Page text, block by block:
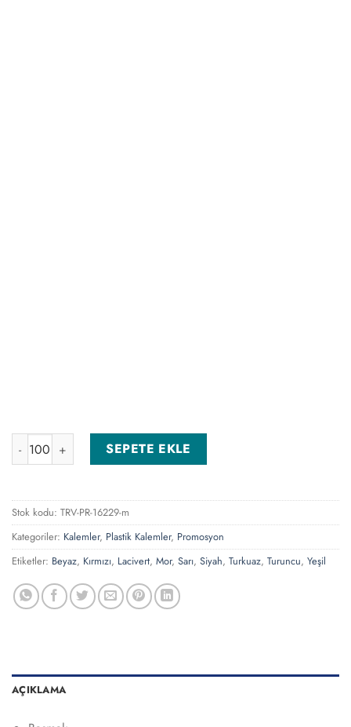
0544-310-TRK Turkuaz Plastik Kalem adet
SEPETE EKLE
Stok kodu: TRV-PR-16229-m
Kategoriler: Kalemler, Plastik Kalemler, Promosyon
Etiketler: Beyaz, Kırmızı, Lacivert, Mor, Sarı, Siyah, Turkuaz, Turuncu, Yeşil
AÇIKLAMA